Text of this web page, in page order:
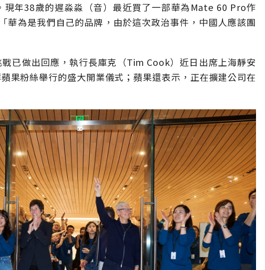
現年38歲的遲淼淼（音）最近買了一部華為Mate 60 Pro作
華為是我們自己的品牌，由於這次政治事件，中國人應該團
已做出回應，執行長庫克（Tim Cook）近日出席上海靜安
果粉絲舉行的盛大開業儀式；蘋果還表示，正在擴建公司在